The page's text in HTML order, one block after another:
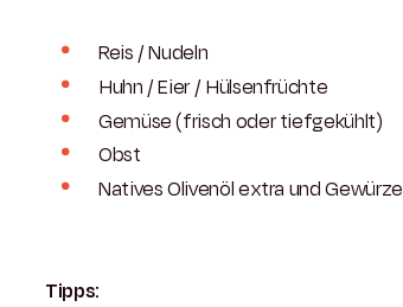
Reis / Nudeln
Huhn / Eier / Hülsenfrüchte
Gemüse (frisch oder tiefgekühlt)
Obst
Natives Olivenöl extra und Gewürze
Tipps: